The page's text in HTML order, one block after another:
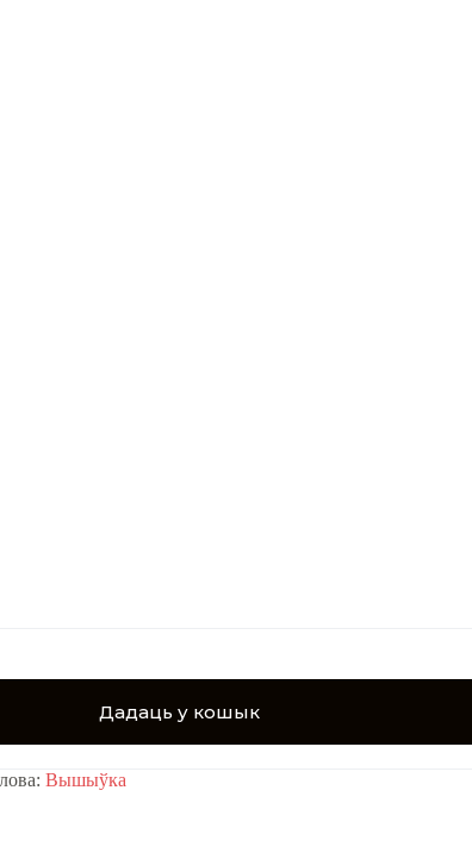
Дадаць у кошык
Вышыўка